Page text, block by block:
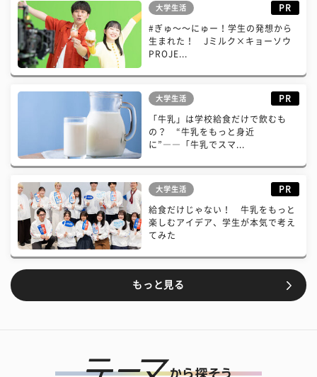
大学生活 PR
#ぎゅ〜〜にゅー！学生の発想から
生まれた！ Jミルク×キョーソウ
PROJE...
大学生活 PR
「牛乳」は学校給食だけで飲むも
の？ “牛乳をもっと身近
に”――「牛乳でスマ...
大学生活 PR
給食だけじゃない！ 牛乳をもっと
楽しむアイデア、学生が本気で考え
てみた
もっと見る